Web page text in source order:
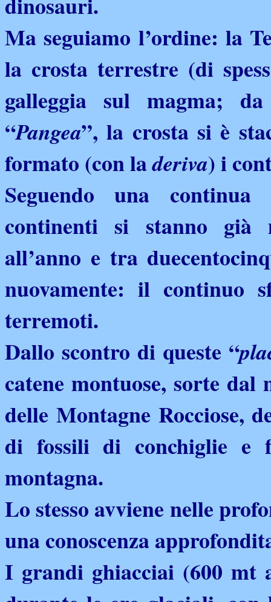
Ma seguiamo l’ordine: la
la crosta terrestre (di
galleggia sul magma;
“Pangea”, la crosta si è
formato (con laderiva) i
Seguendo una
continenti si stanno già
all’anno e tra
nuovamente: il continuo
terremoti.
Dallo scontro di queste “
catene montuose, sorte dal
delle Montagne Rocciose,
di fossili di conchiglie e
montagna.
Lo stesso avviene nelle
una conoscenza
I grandi ghiacciai (600 mt